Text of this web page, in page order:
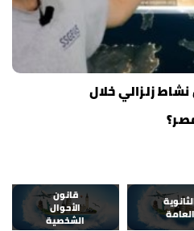
زلزالي خلال
العامة
قانون
الأحوال
الشخصية